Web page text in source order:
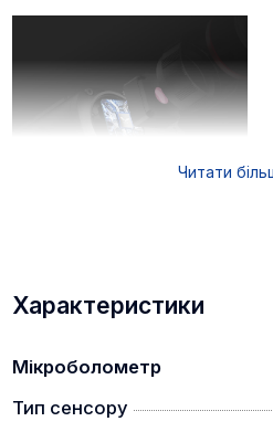
ЛАЗЕРНИЙ ДАЛЕКОМІР
Читати
Характеристики
Мікроболометр
Тип сенсору